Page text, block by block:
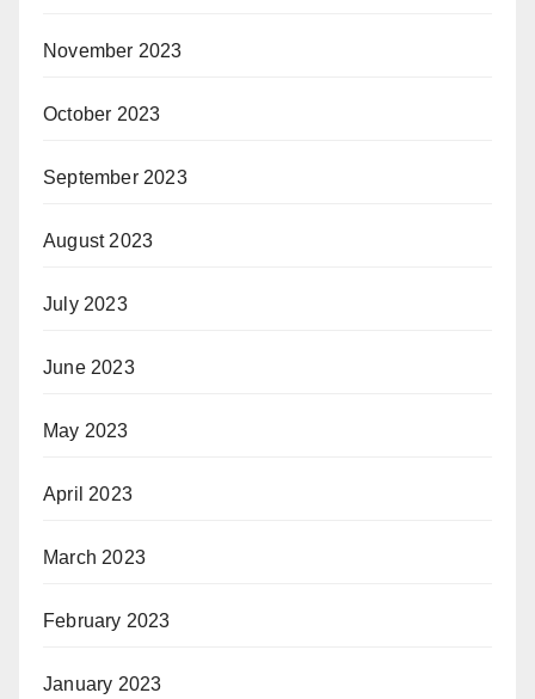
November 2023
October 2023
September 2023
August 2023
July 2023
June 2023
May 2023
April 2023
March 2023
February 2023
January 2023